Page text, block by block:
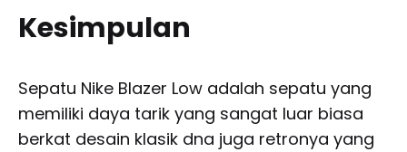
Kesimpulan
Sepatu Nike Blazer Low adalah sepatu yang
memiliki daya tarik yang sangat luar biasa
berkat desain klasik dna juga retronya yang